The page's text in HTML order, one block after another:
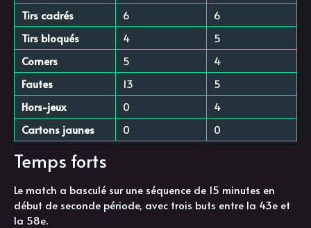
Tirs cadrés
6
6
Tirs bloqués
4
5
Corners
5
4
Fautes
13
5
Hors-jeux
0
4
Cartons jaunes
0 0
Temps forts
Le match a basculé sur une séquence de 15 minutes en
début de seconde période, avec trois buts entre la 43e et
la 58e.